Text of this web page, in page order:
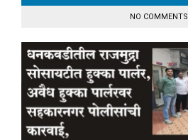
NO COMMENTS